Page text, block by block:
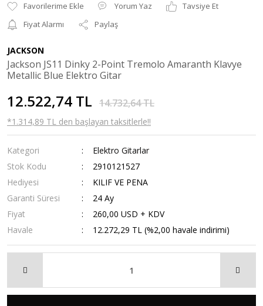
Yorum Yaz
Tavsiye Et
Fiyat Alarmı
Paylaş
JACKSON
Jackson JS11 Dinky 2-Point Tremolo Amaranth Klavye
Metallic Blue Elektro Gitar
12.522,74 TL 14.732,64 TL
*1.314,89 TL den başlayan taksitlerle!!
Kategori
Elektro Gitarlar
Stok Kodu
2910121527
Hediyesi
KILIF VE PENA
Garanti Süresi
24 Ay
Fiyat
260,00 USD + KDV
Havale
12.272,29 TL (%2,00 havale indirimi)